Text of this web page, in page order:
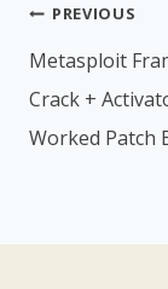
PREVIOUS
Metasploit
Crack +
Worked Patch